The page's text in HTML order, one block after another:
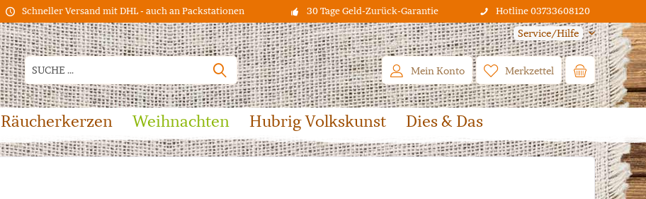
Schneller Versand mit DHL - auch an Packstationen 30 Tage Geld-Zurück-Garantie Hotline 03733608120
Service/Hilfe
Merkzettel
Mein Konto
Räucherkerzen Weihnachten Hubrig Volkskunst Dies & Das